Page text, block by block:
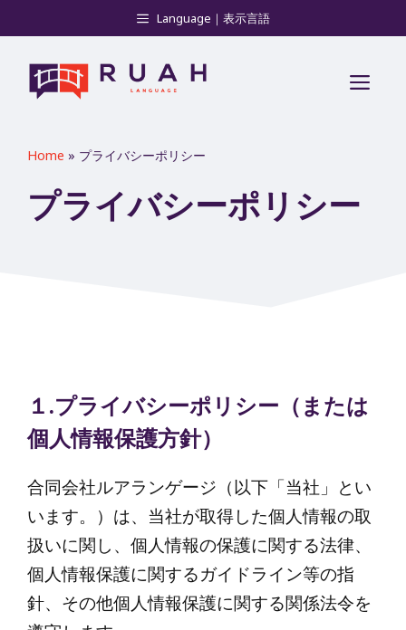
ン
Language｜表示言語
メ
Home » プライバシーポリシー
プライバシーポリシー
​１.プライバシーポリシー（または
個人情報保護方針）
合同会社ルアランゲージ（以下「当社」とい
います。）は、当社が取得した個人情報の取
扱いに関し、個人情報の保護に関する法律、
個人情報保護に関するガイドライン等の指
針、その他個人情報保護に関する関係法令を